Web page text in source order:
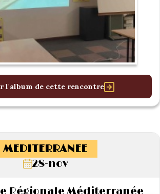
l'album de cette rencontre
MEDITERRANEE
28-nov
Régionale Méditerranée